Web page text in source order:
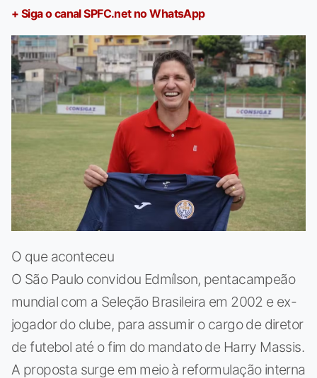
+ Siga o canal SPFC.net no WhatsApp
O que aconteceu
O São Paulo convidou Edmílson, pentacampeão
mundial com a Seleção Brasileira em 2002 e ex-
jogador do clube, para assumir o cargo de diretor
de futebol até o fim do mandato de Harry Massis.
A proposta surge em meio à reformulação interna